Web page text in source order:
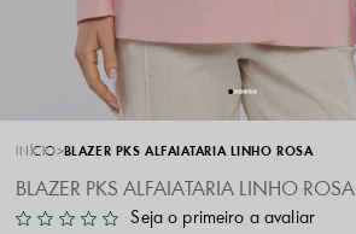
INÍCIO BLAZER PKS ALFAIATARIA LINHO ROSA
BLAZER PKS ALFAIATARIA LINHO ROSA
Seja o primeiro a avaliar